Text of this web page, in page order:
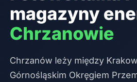
magazyny
Chrzanowie
Chrzanów leży między
Górnośląskim Okręgiem